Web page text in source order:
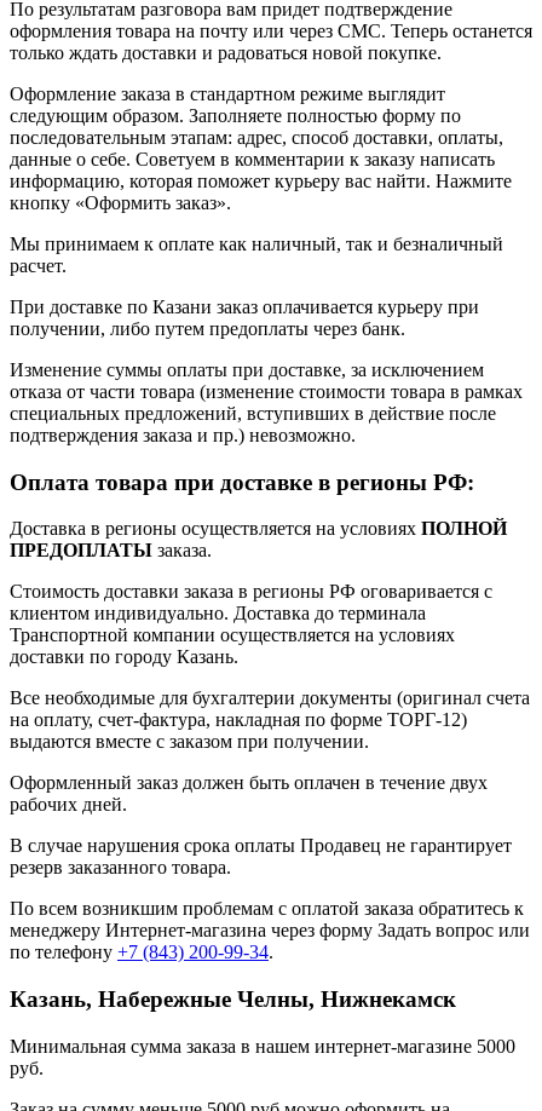
По результатам разговора вам придет подтверждение
оформления товара на почту или через СМС. Теперь останется
только ждать доставки и радоваться новой покупке.
Оформление заказа в стандартном режиме выглядит
следующим образом. Заполняете полностью форму по
последовательным этапам: адрес, способ доставки, оплаты,
данные о себе. Советуем в комментарии к заказу написать
информацию, которая поможет курьеру вас найти. Нажмите
кнопку «Оформить заказ».
Мы принимаем к оплате как наличный, так и безналичный
расчет.
При доставке по Казани заказ оплачивается курьеру при
получении, либо путем предоплаты через банк.
Изменение суммы оплаты при доставке, за исключением
отказа от части товара (изменение стоимости товара в рамках
специальных предложений, вступивших в действие после
подтверждения заказа и пр.) невозможно.
Оплата товара при доставке в регионы РФ:
Доставка в регионы осуществляется на условиях ПОЛНОЙ
ПРЕДОПЛАТЫ заказа.
Стоимость доставки заказа в регионы РФ оговаривается с
клиентом индивидуально. Доставка до терминала
Транспортной компании осуществляется на условиях
доставки по городу Казань.
Все необходимые для бухгалтерии документы (оригинал счета
на оплату, счет-фактура, накладная по форме ТОРГ-12)
выдаются вместе с заказом при получении.
Оформленный заказ должен быть оплачен в течение двух
рабочих дней.
В случае нарушения срока оплаты Продавец не гарантирует
резерв заказанного товара.
По всем возникшим проблемам с оплатой заказа обратитесь к
менеджеру Интернет-магазина через форму Задать вопрос или
по телефону +7 (843) 200-99-34.
Казань, Набережные Челны, Нижнекамск
Минимальная сумма заказа в нашем интернет-магазине 5000
руб.